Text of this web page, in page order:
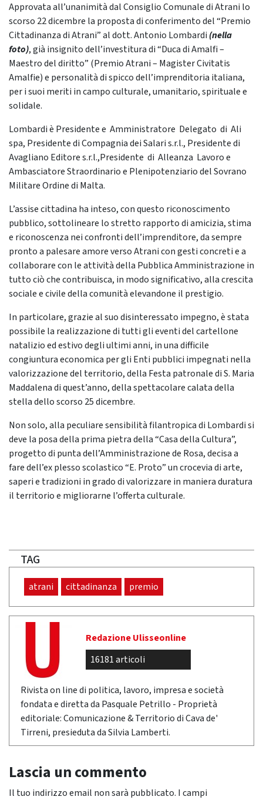
Approvata all’unanimità dal Consiglio Comunale di Atrani lo
scorso 22 dicembre la proposta di conferimento del “Premio
Cittadinanza di Atrani” al dott. Antonio Lombardi (nella
foto), già insignito dell’investitura di “Duca di Amalfi –
Maestro del diritto” (Premio Atrani – Magister Civitatis
Amalfie) e personalità di spicco dell’imprenditoria italiana,
per i suoi meriti in campo culturale, umanitario, spirituale e
solidale.
Lombardi è Presidente e Amministratore Delegato di Ali
spa, Presidente di Compagnia dei Salari s.r.l., Presidente di
Avagliano Editore s.r.l.,Presidente di Alleanza Lavoro e
Ambasciatore Straordinario e Plenipotenziario del Sovrano
Militare Ordine di Malta.
L’assise cittadina ha inteso, con questo riconoscimento
pubblico, sottolineare lo stretto rapporto di amicizia, stima
e riconoscenza nei confronti dell’imprenditore, da sempre
pronto a palesare amore verso Atrani con gesti concreti e a
collaborare con le attività della Pubblica Amministrazione in
tutto ciò che contribuisca, in modo significativo, alla crescita
sociale e civile della comunità elevandone il prestigio.
In particolare, grazie al suo disinteressato impegno, è stata
possibile la realizzazione di tutti gli eventi del cartellone
natalizio ed estivo degli ultimi anni, in una difficile
congiuntura economica per gli Enti pubblici impegnati nella
valorizzazione del territorio, della Festa patronale di S. Maria
Maddalena di quest’anno, della spettacolare calata della
stella dello scorso 25 dicembre.
Non solo, alla peculiare sensibilità filantropica di Lombardi si
deve la posa della prima pietra della “Casa della Cultura”,
progetto di punta dell’Amministrazione de Rosa, decisa a
fare dell’ex plesso scolastico “E. Proto” un crocevia di arte,
saperi e tradizioni in grado di valorizzare in maniera duratura
il territorio e migliorarne l’offerta culturale.
TAG
atrani cittadinanza premio
Redazione Ulisseonline
16181 articoli
Rivista on line di politica, lavoro, impresa e società
fondata e diretta da Pasquale Petrillo - Proprietà
editoriale: Comunicazione & Territorio di Cava de'
Tirreni, presieduta da Silvia Lamberti.
Lascia un commento
Il tuo indirizzo email non sarà pubblicato. I campi